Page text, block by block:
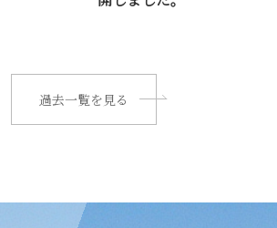
過去一覧を見る